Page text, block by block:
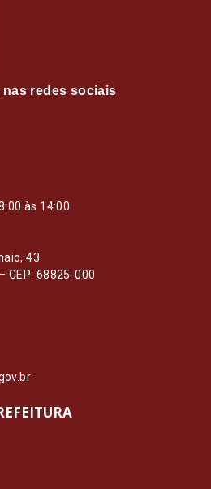
redes sociais
às 14:00
43
CEP: 68825-000